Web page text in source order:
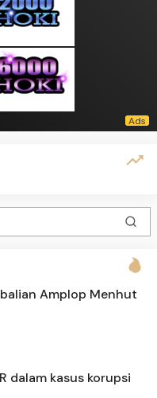
Amplop Menhut
dalam kasus korupsi